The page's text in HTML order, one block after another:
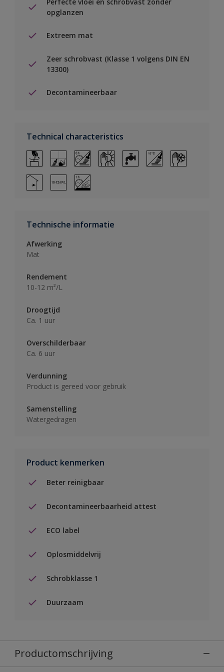
opglanzen
Extreem mat
Zeer schrobvast (Klasse 1 volgens DIN EN
13300)
Decontamineerbaar
Technical characteristics
Technische informatie
Afwerking
Mat
Rendement
10-12 m²/L
Droogtijd
Ca. 1 uur
Overschilderbaar
Ca. 6 uur
Verdunning
Product is gereed voor gebruik
Samenstelling
Watergedragen
Product kenmerken
Beter reinigbaar
Decontamineerbaarheid attest
ECO label
Oplosmiddelvrij
Schrobklasse 1
Duurzaam
Productomschrijving